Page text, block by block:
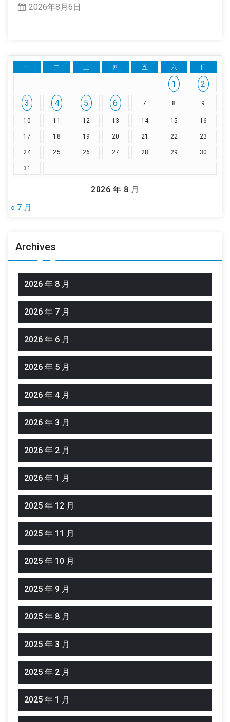
2026年8月6日
2026 年 8 月
一 二 三 四 五 六 日
1
2
3
4 5 6 7 8 9
10 11 12 13 14 15 16
17 18 19 20 21 22 23
24 25 26 27 28 29 30
31
« 7 月
Archives
2026 年 8 月
2026 年 7 月
2026 年 6 月
2026 年 5 月
2026 年 4 月
2026 年 3 月
2026 年 2 月
2026 年 1 月
2025 年 12 月
2025 年 11 月
2025 年 10 月
2025 年 9 月
2025 年 8 月
2025 年 3 月
2025 年 2 月
2025 年 1 月